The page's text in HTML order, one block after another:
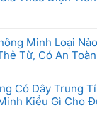
Minh Loại
Từ, Có An
Có Dây Trung
Kiểu Gì Cho